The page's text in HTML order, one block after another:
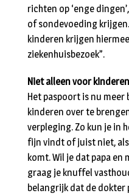
richten op ‘enge
of sondevoeding
kinderen krijgen
ziekenhuisbezoek”.
Niet alleen voor kinderen
Het paspoort is nu
kinderen over te
verpleging. Zo kun je in
fijn vindt of juist niet,
komt. Wil je dat papa en
graag je knuffel
belangrijk dat de